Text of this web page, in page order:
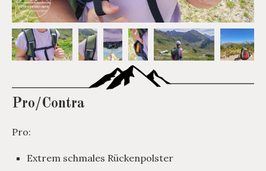
Pro/Contra
Pro:
Extrem schmales Rückenpolster